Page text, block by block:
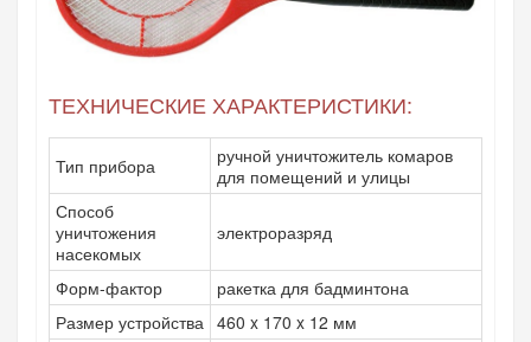
ТЕХНИЧЕСКИЕ ХАРАКТЕРИСТИКИ:
Тип прибора
ручной уничтожитель комаров
для помещений и улицы
Способ
уничтожения
насекомых
электроразряд
Форм-фактор
ракетка для бадминтона
Размер устройства 460 x 170 x 12 мм